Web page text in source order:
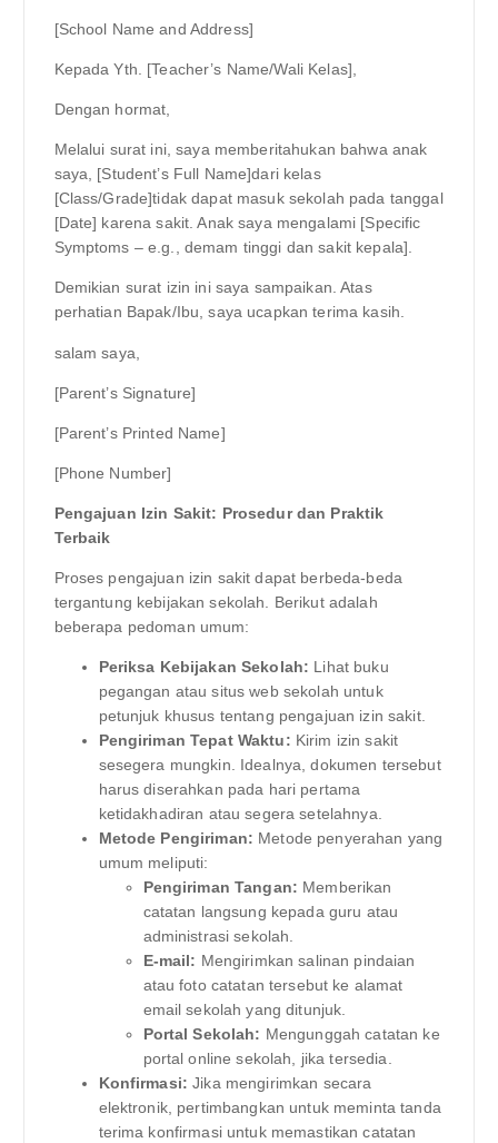
[School Name and Address]
Kepada Yth. [Teacher’s Name/Wali Kelas],
Dengan hormat,
Melalui surat ini, saya memberitahukan bahwa anak
saya, [Student’s Full Name]dari kelas
[Class/Grade]tidak dapat masuk sekolah pada tanggal
[Date] karena sakit. Anak saya mengalami [Specific
Symptoms – e.g., demam tinggi dan sakit kepala].
Demikian surat izin ini saya sampaikan. Atas
perhatian Bapak/Ibu, saya ucapkan terima kasih.
salam saya,
[Parent’s Signature]
[Parent’s Printed Name]
[Phone Number]
Pengajuan Izin Sakit: Prosedur dan Praktik
Terbaik
Proses pengajuan izin sakit dapat berbeda-beda
tergantung kebijakan sekolah. Berikut adalah
beberapa pedoman umum:
Periksa Kebijakan Sekolah: Lihat buku
pegangan atau situs web sekolah untuk
petunjuk khusus tentang pengajuan izin sakit.
Pengiriman Tepat Waktu: Kirim izin sakit
sesegera mungkin. Idealnya, dokumen tersebut
harus diserahkan pada hari pertama
ketidakhadiran atau segera setelahnya.
Metode Pengiriman: Metode penyerahan yang
umum meliputi:
Pengiriman Tangan: Memberikan
catatan langsung kepada guru atau
administrasi sekolah.
E-mail: Mengirimkan salinan pindaian
atau foto catatan tersebut ke alamat
email sekolah yang ditunjuk.
Portal Sekolah: Mengunggah catatan ke
portal online sekolah, jika tersedia.
Konfirmasi: Jika mengirimkan secara
elektronik, pertimbangkan untuk meminta tanda
terima konfirmasi untuk memastikan catatan